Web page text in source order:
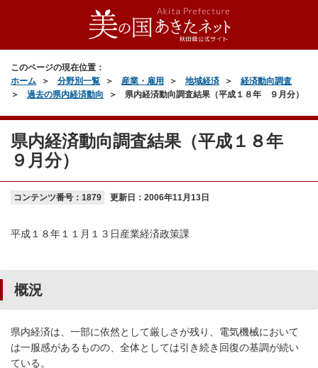
このページの現在位置：
ホーム
分野別一覧 産業・雇用 地域経済
経済動向調査
過去の県内経済動向
県内経済動向調査結果（平成１８年 ９月分）
県内経済動向調査結果（平成１８年
９月分）
コンテンツ番号：1879 更新日： 2006年11月13日
平成１８年１１月１３日産業経済政策課
概況
県内経済は、一部に依然として厳しさが残り、電気機械において
は一服感があるものの、全体としては引き続き回復の基調が続い
ている。